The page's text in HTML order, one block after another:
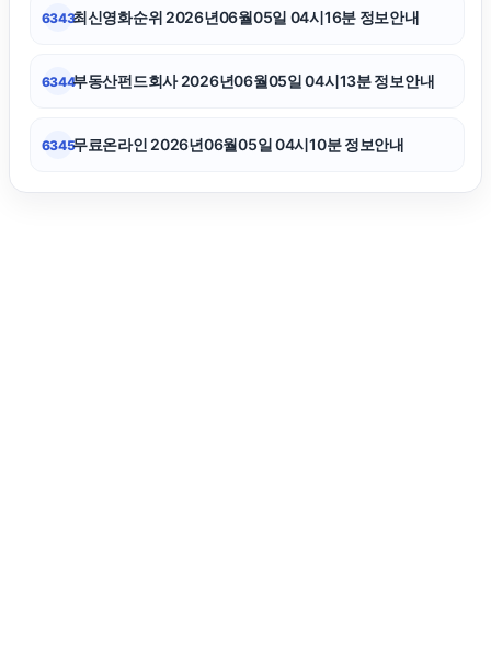
서울암요양병원
강남치과
6343최신영화순위 2026년06월05일 04시16분 정보안내
6344부동산펀드회사 2026년06월05일 04시13분 정보안내
6345무료온라인 2026년06월05일 04시10분 정보안내